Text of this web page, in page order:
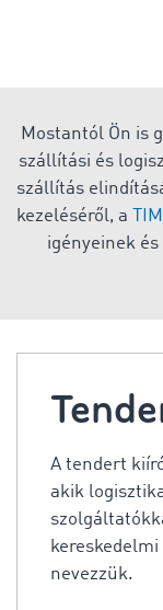
Mostantól Ön is
szállítási és
szállítás
kezeléséről, a
igényeinek
A tendert
akik
nevezzük.